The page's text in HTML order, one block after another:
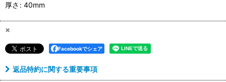
厚さ : 40mm
×
Facebookでシェア
返品特約に関する重要事項